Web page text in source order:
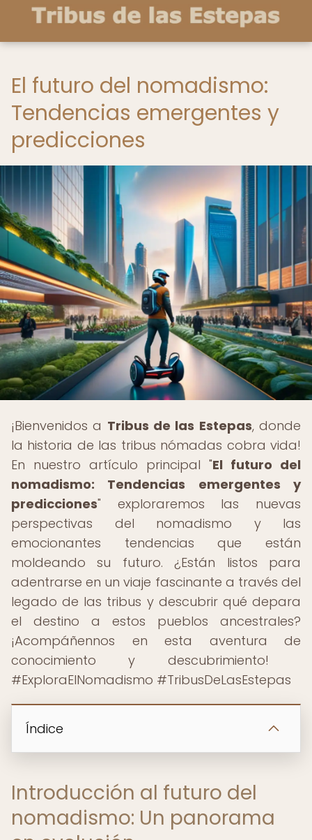
El futuro del nomadismo:
Tendencias emergentes y
predicciones
¡Bienvenidos a Tribus de las Estepas, donde
la historia de las tribus nómadas cobra vida!
En nuestro artículo principal "El futuro del
nomadismo: Tendencias emergentes y
predicciones" exploraremos las nuevas
perspectivas del nomadismo y las
emocionantes tendencias que están
moldeando su futuro. ¿Están listos para
adentrarse en un viaje fascinante a través del
legado de las tribus y descubrir qué depara
el destino a estos pueblos ancestrales?
¡Acompáñennos en esta aventura de
conocimiento y descubrimiento! ️
#ExploraElNomadismo #TribusDeLasEstepas
Índice
Introducción al futuro del
nomadismo: Un panorama